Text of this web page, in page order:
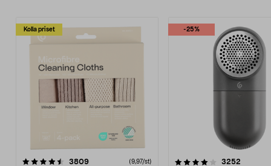
Kolla priset
3809recensioner (9,97/st)
-25%
4.0av 5 stjärnor 3252
4.5av 5 stjärnor